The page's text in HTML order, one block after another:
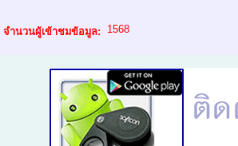
จำนวนผู้เข้าชมข้อมูล: 1568